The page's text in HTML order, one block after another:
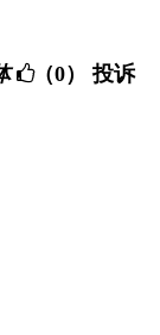
（0） 投诉